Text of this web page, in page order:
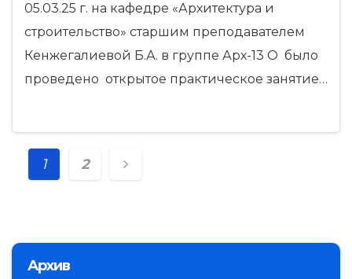
05.03.25 г. на кафедре «Архитектура и
строительство» старшим преподавателем
Кенжегалиевой Б.А. в группе Арх-13 О было
проведено открытое практическое занятие…
Навигация
1 2
Архив